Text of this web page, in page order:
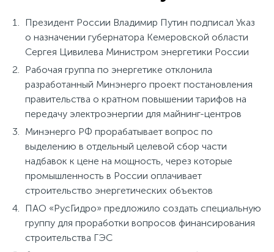
Президент России Владимир Путин подписал Указ
о назначении губернатора Кемеровской области
Сергея Цивилева Министром энергетики России
Рабочая группа по энергетике отклонила
разработанный Минэнерго проект постановления
правительства о кратном повышении тарифов на
передачу электроэнергии для майнинг-центров
Минэнерго РФ прорабатывает вопрос по
выделению в отдельный целевой сбор части
надбавок к цене на мощность, через которые
промышленность в России оплачивает
строительство энергетических объектов
ПАО «РусГидро» предложило создать специальную
группу для проработки вопросов финансирования
строительства ГЭС